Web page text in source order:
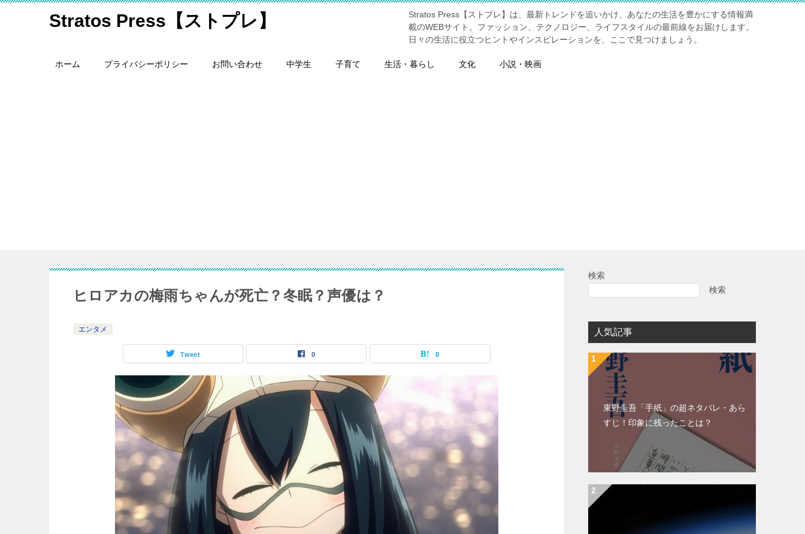
Stratos Press【ストプレ】
Stratos Press【ストプレ】は、最新トレンドを追いかけ、あなたの生活を豊かにする情報満
載のWEBサイト。ファッション、テクノロジー、ライフスタイルの最前線をお届けします。
日々の生活に役立つヒントやインスピレーションを、ここで見つけましょう。
ホーム プライバシーポリシー お問い合わせ 中学生 子育て 生活・暮らし 文化 小説・映画
ヒロアカの梅雨ちゃんが死亡？冬眠？声優は？
エンタメ
Tweet 0 0
検索
検索
人気記事
東野圭吾「手紙」の超ネタバレ・あら
すじ！印象に残ったことは？